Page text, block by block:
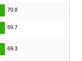
70.8
69.7
69.3